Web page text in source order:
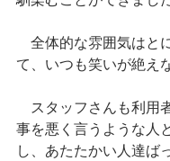
全体的な雰囲気はと
て、いつも笑いが絶え
スタッフさんも利用
事を悪く言うような人
し、あたたかい人達ば